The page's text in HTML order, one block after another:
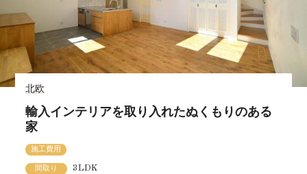
北欧
輸入インテリアを取り入れたぬくもりのある
家
施工費用
間取り 3LDK